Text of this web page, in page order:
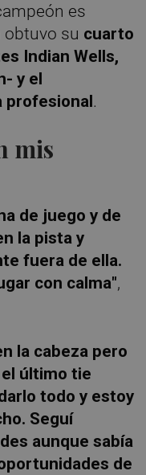
es
obtuvo su cuarto
Indian Wells,
y el
profesional.
mis
de juego y de
la pista y
fuera de ella.
con calma",
la cabeza pero
último tie
todo y estoy
Seguí
aunque sabía
de